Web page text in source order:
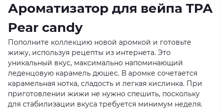
Ароматизатор для вейпа TPA
Pear candy
Пополните коллекцию новой аромкой и готовьте
жижу, используя рецепты из интернета. Это
уникальный вкус, максимально напоминающий
леденцовую карамель дюшес. В аромке сочетается
карамельная нотка, сладость и легкая кислинка. При
приготовлении жижи не нужно спешить, поскольку
для стабилизации вкуса требуется минимум неделя.